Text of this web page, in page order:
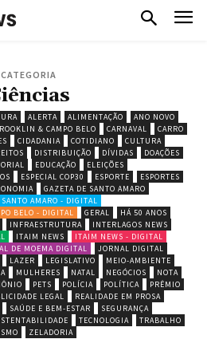
CATEGORIA
ALERTA ALIMENTAÇÃO
ANO NOVO
& CAMPO BELO CARNAVAL
CARRO
CIDADANIA COTIDIANO
CULTURA
DISTRIBUIÇÃO DÍVIDAS
DOAÇÕES
EDUCAÇÃO
ELEIÇÕES
ESPECIAL COP30 ESPORTE
ESPORTES
GAZETA DE SANTO AMARO
SANTO AMARO - DIGITAL
BELO - DIGITAL
GERAL
HÁ 50 ANOS
INFRAESTRUTURA
INTERLAGOS NEWS
ITAIM NEWS
ITAIM NEWS - DIGITAL
DE MOEMA DIGITAL
JORNAL DIGITAL
LAZER LEGISLATIVO
MEIO-AMBIENTE
MULHERES NATAL NEGÓCIOS
NOTA
PETS POLÍCIA POLÍTICA
PRÊMIO
LEGAL
REALIDADE EM PROSA
SAÚDE E BEM-ESTAR
SEGURANÇA
TECNOLOGIA
TRABALHO
ZELADORIA